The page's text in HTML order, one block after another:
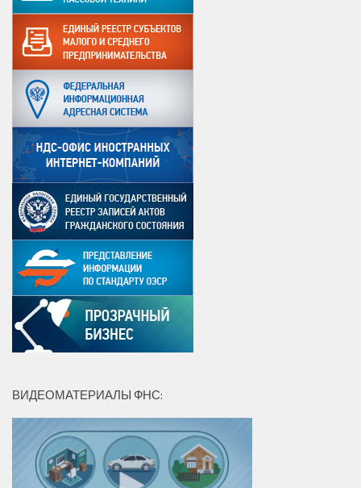
ВИДЕОМАТЕРИАЛЫ ФНС: